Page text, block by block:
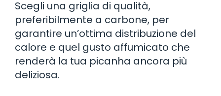
Scegli una griglia di qualità,
preferibilmente a carbone, per
garantire un’ottima distribuzione del
calore e quel gusto affumicato che
renderà la tua picanha ancora più
deliziosa.